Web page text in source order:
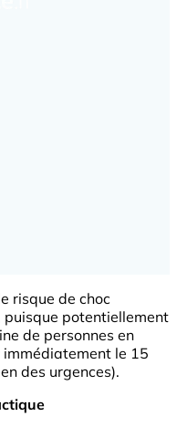
risque de choc
potentiellement
de personnes en
immédiatement le 15
des urgences).